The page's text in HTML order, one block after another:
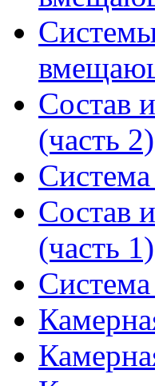
Состав
(часть 2)
Система
Состав
(часть 1)
Система